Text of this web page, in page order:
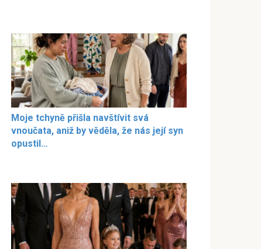
Moje tchyně přišla navštívit svá
vnoučata, aniž by věděla, že nás její syn
opustil…